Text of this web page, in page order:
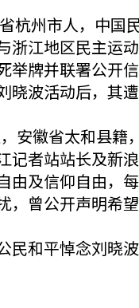
杭州市人，中国
浙江地区民主运
举牌并联署公开
波活动后，其遭
安徽省太和县籍
记者站站长及新
由及信仰自由，
，曾公开声明希
民和平悼念刘晓